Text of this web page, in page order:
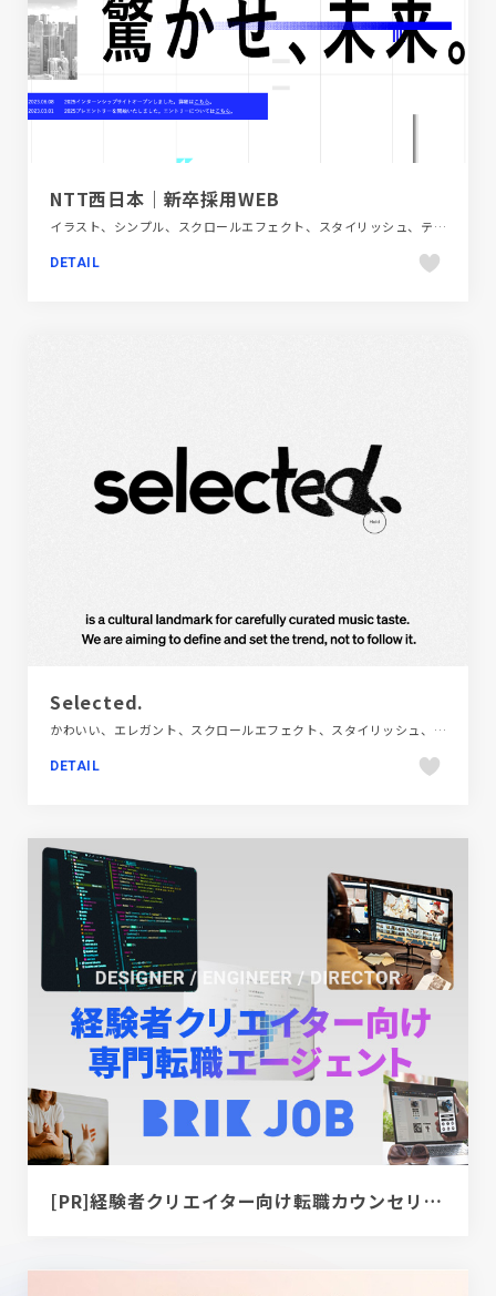
NTT西日本｜新卒採用WEB
イラスト、シンプル、スクロールエフェクト、スタイリッシュ、テクノロジー・サイエンス、ブルー系、ホワイト系、モーション多め、新卒・中途採用サイト
DETAIL
Selected.
かわいい、エレガント、スクロールエフェクト、スタイリッシュ、デザイン・アート・音楽・文芸、ブラック系 、ブランド・サービスサイト、ポップ、モーション多め、単色・モノクロ、海外サイト
DETAIL
[PR]経験者クリエイター向け転職カウンセリング｜デザイナー / ディレクター / エンジニア